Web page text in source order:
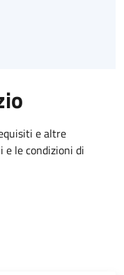
e altre
le condizioni di